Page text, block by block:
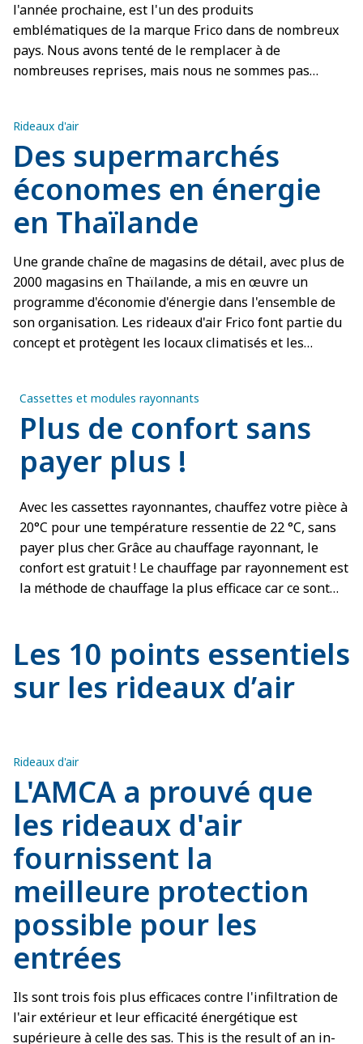
l'année prochaine, est l'un des produits
emblématiques de la marque Frico dans de nombreux
pays. Nous avons tenté de le remplacer à de
nombreuses reprises, mais nous ne sommes pas
d'ailleurs. Rien ne peut rivaliser avec un Tiger.
Rideaux d'air
Des supermarchés
économes en énergie
en Thaïlande
Une grande chaîne de magasins de détail, avec plus de
2000 magasins en Thaïlande, a mis en œuvre un
programme d'économie d'énergie dans l'ensemble de
son organisation. Les rideaux d'air Frico font partie du
concept et protègent les locaux climatisés et les
Cassettes et modules rayonnants
Plus de confort sans
payer plus !
Avec les cassettes rayonnantes, chauffez votre pièce à
20°C pour une température ressentie de 22 °C, sans
payer plus cher. Grâce au chauffage rayonnant, le
confort est gratuit ! Le chauffage par rayonnement est
la méthode de chauffage la plus efficace car ce sont
Les 10 points essentiels
sur les rideaux d’air
Rideaux d'air
L'AMCA a prouvé que
les rideaux d'air
fournissent la
meilleure protection
possible pour les
entrées
Ils sont trois fois plus efficaces contre l'infiltration de
l'air extérieur et leur efficacité énergétique est
supérieure à celle des sas. This is the result of an in-